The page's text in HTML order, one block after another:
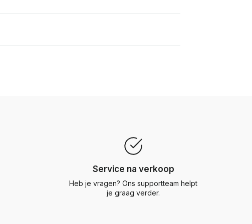
Service na verkoop
Heb je vragen? Ons supportteam helpt
je graag verder.